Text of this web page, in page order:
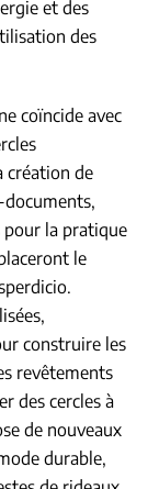
et des
des
coïncide avec
création de
documents,
la pratique
le
construire les
revêtements
des cercles à
de nouveaux
durable,